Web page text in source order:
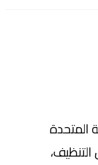
المتحدة